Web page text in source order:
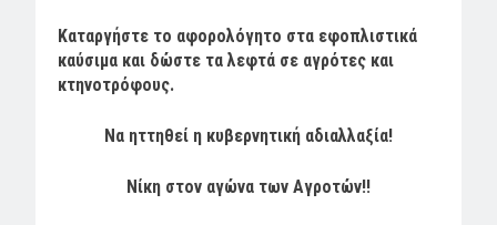
Καταργήστε το αφορολόγητο στα εφοπλιστικά
καύσιμα και δώστε τα λεφτά σε αγρότες και
κτηνοτρόφους.
Να ηττηθεί η κυβερνητική αδιαλλαξία!
Νίκη στον αγώνα των Αγροτών!!